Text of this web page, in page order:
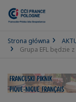
Strona główna
Grupa EFL będzie